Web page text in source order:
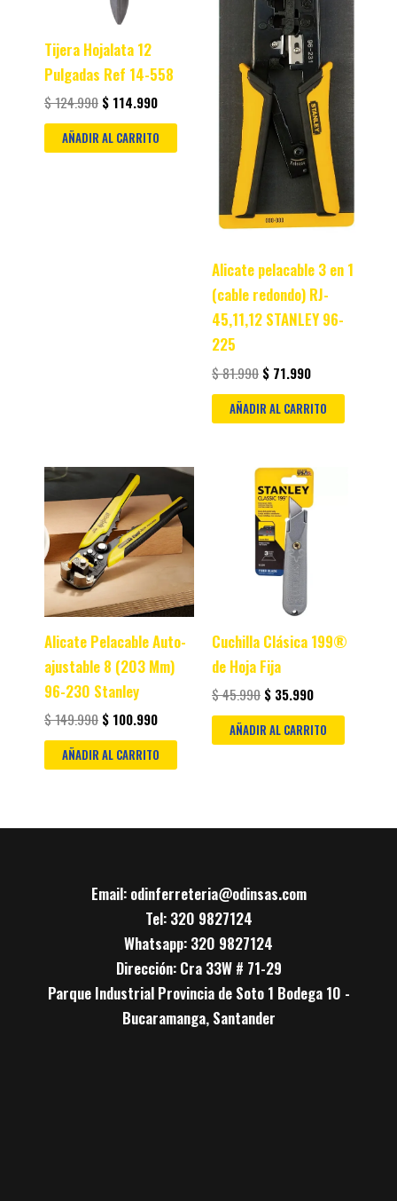
Tijera Hojalata 12
Pulgadas Ref 14-558
$124.990 $ 114.990
AÑADIR AL CARRITO
Alicate pelacable 3 en 1
(cable redondo) RJ-
45,11,12 STANLEY 96-
225
$81.990 $ 71.990
AÑADIR AL CARRITO
Alicate Pelacable Auto-
ajustable 8 (203 Mm)
96-230 Stanley
$149.990
Original
price
was:
$ 149.990.
$ 100.990
Current
price
is:
$ 100.990.
AÑADIR AL CARRITO
Cuchilla Clásica 199®
de Hoja Fija
$45.990
Original
price
was:
$ 45.990.
$ 35.990
Current
price
is:
AÑADIR AL CARRITO
Email: odinferreteria@odinsas.com
Tel: 320 9827124
Whatsapp: 320 9827124
Dirección: Cra 33W # 71-29
Parque Industrial Provincia de Soto 1 Bodega 10 -
Bucaramanga, Santander